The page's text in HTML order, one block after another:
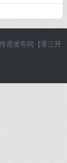
奇发布网【零三开